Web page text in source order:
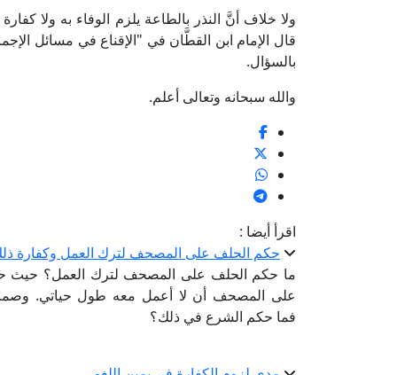
ولا خلاف أنَّ النذر بالطاعة يلزم الوفاء به ولا
بالسؤال.
والله سبحانه وتعالى أعلم.
اقرأ أيضا :
حكم الحلف على المصحف لترك العمل وكفارة ذلك
ما حكم الحلف على المصحف لترك العمل؟ حيث
على المصحف أن لا أعمل معه طول حياتي. وصمت
فما حكم الشرع في ذلك؟